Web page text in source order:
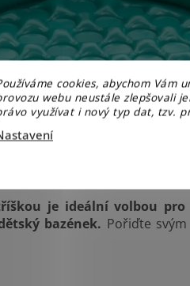
cookies, abychom Vám
webu neustále zlepšovali
využívat i nový typ dat, tzv.
je ideální volbou pro
bazének. Pořiďte